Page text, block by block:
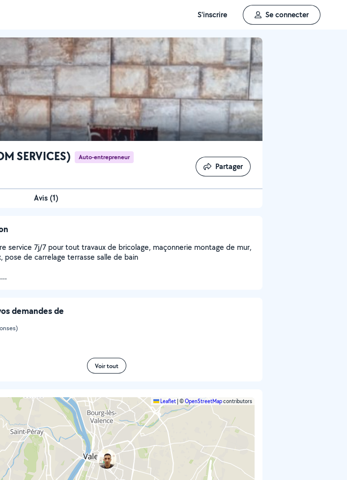
S'inscrire Se connecter
SERVICES) Auto-entrepreneur
Partager
Partager
Avis (1)
service 7j/7 pour tout travaux de bricolage, maçonnerie montage de mur,
pose de carrelage terrasse salle de bain
demandes de
Voir tout
Leaflet ©OpenStreetMapcontributors